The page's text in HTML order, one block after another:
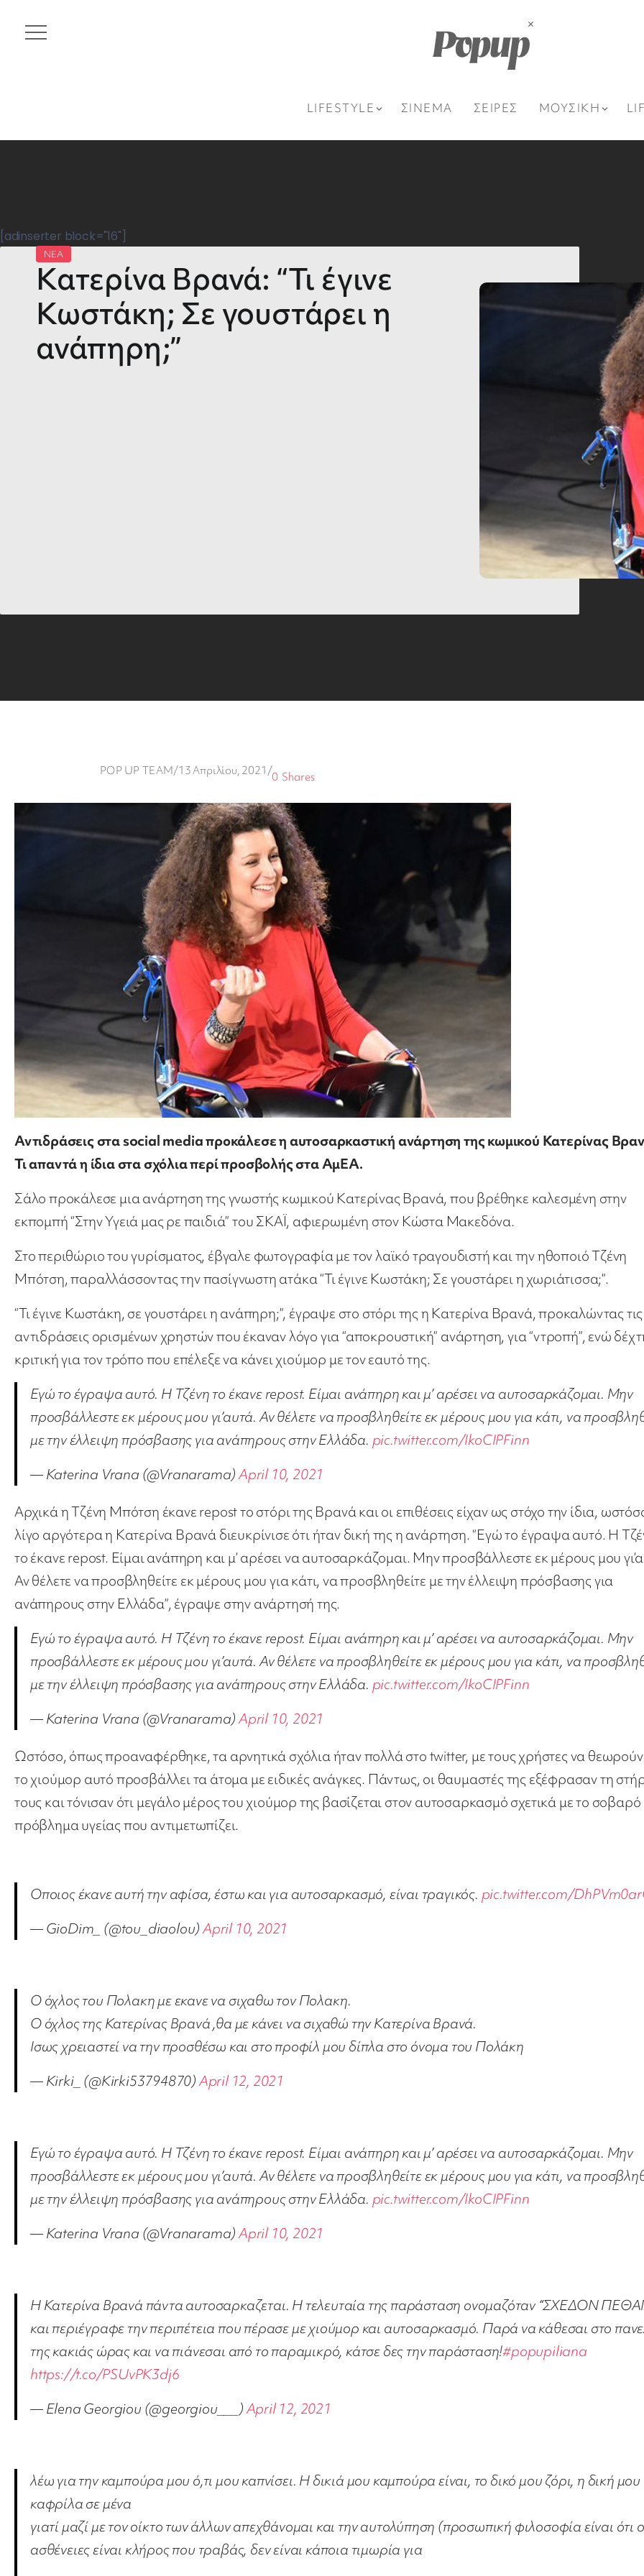
LIFESTYLE ΣΙΝΕΜΑ ΣΕΙΡΕΣ ΜΟΥΣΙΚΗ
[adinserter block="16"]
ΝΕΑ
Κατερίνα Βρανά: “Τι έγινε
Κωστάκη; Σε γουστάρει η
ανάπηρη;”
POP UP TEAM/13 Απριλίου, 2021 / Shares
0
Αντιδράσεις στα social media προκάλεσε η αυτοσαρκαστική ανάρτηση της κωμικού Κατερίνας
Τι απαντά η ίδια στα σχόλια περί προσβολής στα ΑμΕΑ.
Σάλο προκάλεσε μια ανάρτηση της γνωστής κωμικού Κατερίνας Βρανά, που βρέθηκε καλεσμένη στην
εκπομπή “Στην Υγειά μας ρε παιδιά” του ΣΚΑΪ, αφιερωμένη στον Κώστα Μακεδόνα.
Στο περιθώριο του γυρίσματος, έβγαλε φωτογραφία με τον λαϊκό τραγουδιστή και την ηθοποιό Τζένη
Μπότση, παραλλάσσοντας την πασίγνωστη ατάκα “Τι έγινε Κωστάκη; Σε γουστάρει η χωριάτισσα;”.
“Τι έγινε Κωστάκη, σε γουστάρει η ανάπηρη;”, έγραψε στο στόρι της η Κατερίνα Βρανά, προκαλώντας τις
αντιδράσεις ορισμένων χρηστών που έκαναν λόγο για “αποκρουστική” ανάρτηση, για “ντροπή”, ενώ
κριτική για τον τρόπο που επέλεξε να κάνει χιούμορ με τον εαυτό της.
Εγώ το έγραψα αυτό. Η Τζένη το έκανε repost. Είμαι ανάπηρη και μ’ αρέσει να αυτοσαρκάζομαι. Μην
προσβάλλεστε εκ μέρους μου γι’αυτά. Αν θέλετε να προσβληθείτε εκ μέρους μου για κάτι, να
με την έλλειψη πρόσβασης για ανάπηρους στην Ελλάδα. pic.twitter.com/IkoCIPFinn
— Katerina Vrana (@Vranarama)April 10, 2021
Αρχικά η Τζένη Μπότση έκανε repost το στόρι της Βρανά και οι επιθέσεις είχαν ως στόχο την ίδια,
λίγο αργότερα η Κατερίνα Βρανά διευκρίνισε ότι ήταν δική της η ανάρτηση. “Εγώ το έγραψα αυτό. Η
το έκανε repost. Είμαι ανάπηρη και μ’ αρέσει να αυτοσαρκάζομαι. Μην προσβάλλεστε εκ μέρους μου
Αν θέλετε να προσβληθείτε εκ μέρους μου για κάτι, να προσβληθείτε με την έλλειψη πρόσβασης για
ανάπηρους στην Ελλάδα”, έγραψε στην ανάρτησή της.
Εγώ το έγραψα αυτό. Η Τζένη το έκανε repost. Είμαι ανάπηρη και μ’ αρέσει να αυτοσαρκάζομαι. Μην
προσβάλλεστε εκ μέρους μου γι’αυτά. Αν θέλετε να προσβληθείτε εκ μέρους μου για κάτι, να
με την έλλειψη πρόσβασης για ανάπηρους στην Ελλάδα. pic.twitter.com/IkoCIPFinn
— Katerina Vrana (@Vranarama)April 10, 2021
Ωστόσο, όπως προαναφέρθηκε, τα αρνητικά σχόλια ήταν πολλά στο twitter, με τους χρήστες να θεωρούν
το χιούμορ αυτό προσβάλλει τα άτομα με ειδικές ανάγκες. Πάντως, οι θαυμαστές της εξέφρασαν τη
τους και τόνισαν ότι μεγάλο μέρος του χιούμορ της βασίζεται στον αυτοσαρκασμό σχετικά με το σοβαρό
πρόβλημα υγείας που αντιμετωπίζει.
Οποιος έκανε αυτή την αφίσα, έστω και για αυτοσαρκασμό, είναι τραγικός. pic.twitter.com/
— GioDim_ (@tou_diaolou)April 10, 2021
O όχλος του Πολακη με εκανε να σιχαθω τον Πολακη.
Ο όχλος της Κατερίνας Βρανά ,θα με κάνει να σιχαθώ την Κατερίνα Βρανά.
Ισως χρειαστεί να την προσθέσω και στο προφίλ μου δίπλα στο όνομα του Πολάκη
— Kirki_ (@Kirki53794870)April 12, 2021
Εγώ το έγραψα αυτό. Η Τζένη το έκανε repost. Είμαι ανάπηρη και μ’ αρέσει να αυτοσαρκάζομαι. Μην
προσβάλλεστε εκ μέρους μου γι’αυτά. Αν θέλετε να προσβληθείτε εκ μέρους μου για κάτι, να
με την έλλειψη πρόσβασης για ανάπηρους στην Ελλάδα. pic.twitter.com/IkoCIPFinn
— Katerina Vrana (@Vranarama)April 10, 2021
Η Κατερίνα Βρανά πάντα αυτοσαρκαζεται. Η τελευταία της παράσταση ονομαζόταν “ΣΧΕΔΟΝ
και περιέγραφε την περιπέτεια που πέρασε με χιούμορ και αυτοσαρκασμό. Παρά να κάθεσαι στο
της κακιάς ώρας και να πιάνεσαι από το παραμικρό, κάτσε δες την παράσταση!#popupiliana
https://t.co/PSUvPK3dj6
— Elena Georgiou (@georgiou___)April 12, 2021
λέω για την καμπούρα μου ό,τι μου καπνίσει. Η δικιά μου καμπούρα είναι, το δικό μου ζόρι, η δική μου
καφρίλα σε μένα
γιατί μαζί με τον οίκτο των άλλων απεχθάνομαι και την αυτολύπηση (προσωπική φιλοσοφία είναι ότι
ασθένειες είναι κλήρος που τραβάς, δεν είναι κάποια τιμωρία για